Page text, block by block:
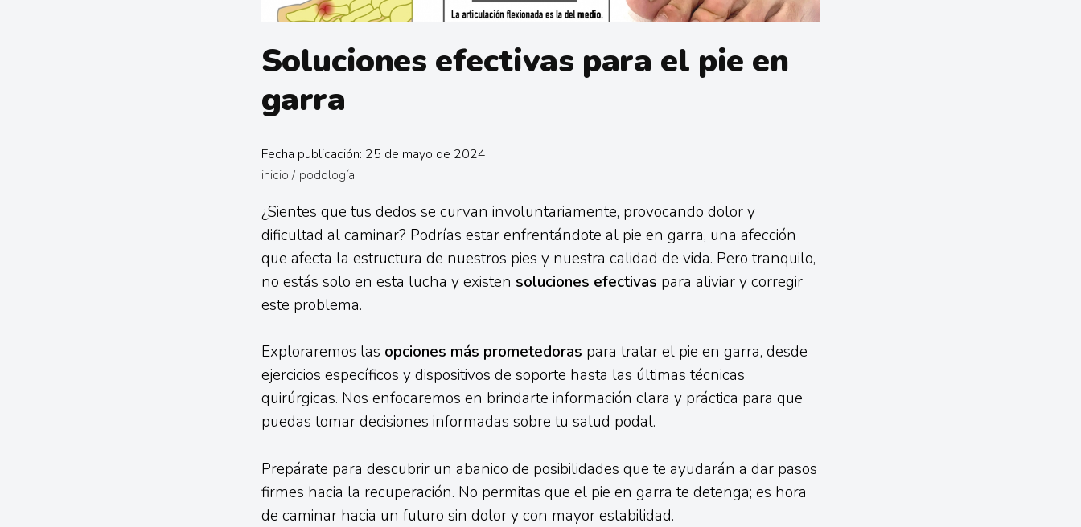
Soluciones efectivas para el pie en
garra
Fecha publicación: 25 de mayo de 2024
inicio / podología
¿Sientes que tus dedos se curvan involuntariamente, provocando dolor y
dificultad al caminar? Podrías estar enfrentándote al pie en garra, una afección
que afecta la estructura de nuestros pies y nuestra calidad de vida. Pero tranquilo,
no estás solo en esta lucha y existen soluciones efectivas para aliviar y corregir
este problema.
Exploraremos las opciones más prometedoras para tratar el pie en garra, desde
ejercicios específicos y dispositivos de soporte hasta las últimas técnicas
quirúrgicas. Nos enfocaremos en brindarte información clara y práctica para que
puedas tomar decisiones informadas sobre tu salud podal.
Prepárate para descubrir un abanico de posibilidades que te ayudarán a dar pasos
firmes hacia la recuperación. No permitas que el pie en garra te detenga; es hora
de caminar hacia un futuro sin dolor y con mayor estabilidad.